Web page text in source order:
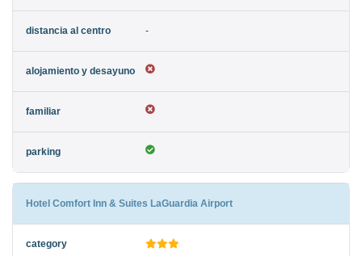
-
Hotel Comfort Inn & Suites LaGuardia Airport